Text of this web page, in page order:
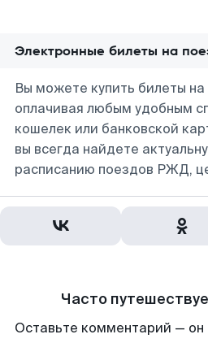
Электронные билеты на
Вы можете купить билеты на
оплачивая любым удобным
кошелек или банковской
вы всегда найдете
расписанию поездов РЖД,
Часто
Оставьте комментарий —